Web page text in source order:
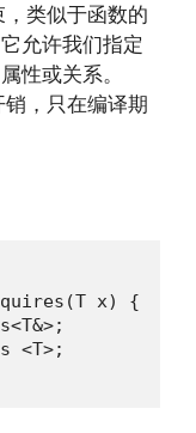
类似于函数的
允许我们指定
性或关系。
，只在编译期
x) {
<T>;